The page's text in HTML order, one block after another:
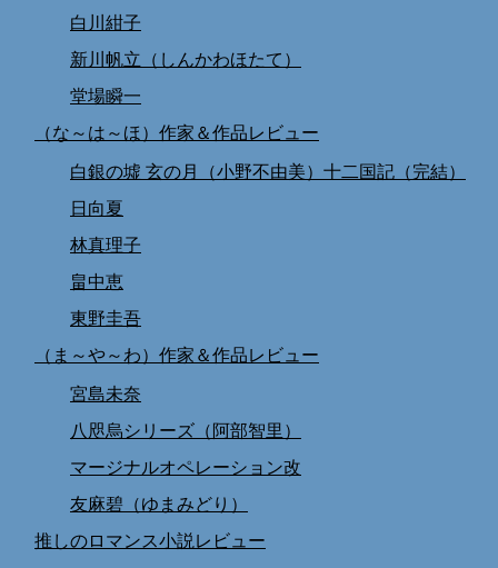
白川紺子
新川帆立（しんかわほたて）
堂場瞬一
（な～は～ほ）作家＆作品レビュー
白銀の墟 玄の月（小野不由美）十二国記（完結）
日向夏
林真理子
畠中恵
東野圭吾
（ま～や～わ）作家＆作品レビュー
宮島未奈
八咫烏シリーズ（阿部智里）
マージナルオペレーション改
友麻碧（ゆまみどり）
推しのロマンス小説レビュー